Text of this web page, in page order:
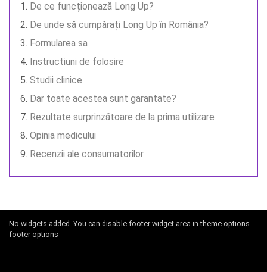
De ce funcționează Long Up?
De unde să cumpărați Long Up în România?
Formularea sa
Instructiuni de folosire
Studii clinice
Dar toate acestea sunt garantate?
Rezultate surprinzătoare de la prima utilizare
Opinia medicului
Recenzii ale consumatorilor
No widgets added. You can disable footer widget area in theme options -
footer options